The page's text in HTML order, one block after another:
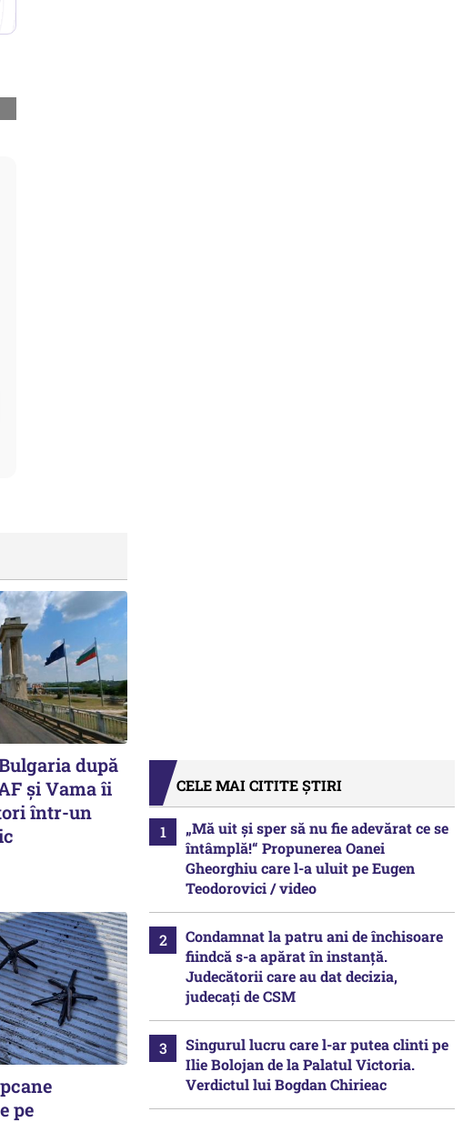
după
și Vama îi
într-un
pe
CELE MAI CITITE ȘTIRI
„Mă uit și sper să nu fie adevărat ce se
întâmplă!“ Propunerea Oanei
Gheorghiu care l-a uluit pe Eugen
Teodorovici / video
Condamnat la patru ani de închisoare
fiindcă s-a apărat în instanță.
Judecătorii care au dat decizia,
judecați de CSM
Singurul lucru care l-ar putea clinti pe
Ilie Bolojan de la Palatul Victoria.
Verdictul lui Bogdan Chirieac